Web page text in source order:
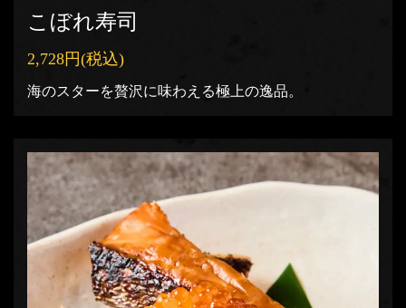
こぼれ寿司
2,728円(税込)
海のスターを贅沢に味わえる極上の逸品。